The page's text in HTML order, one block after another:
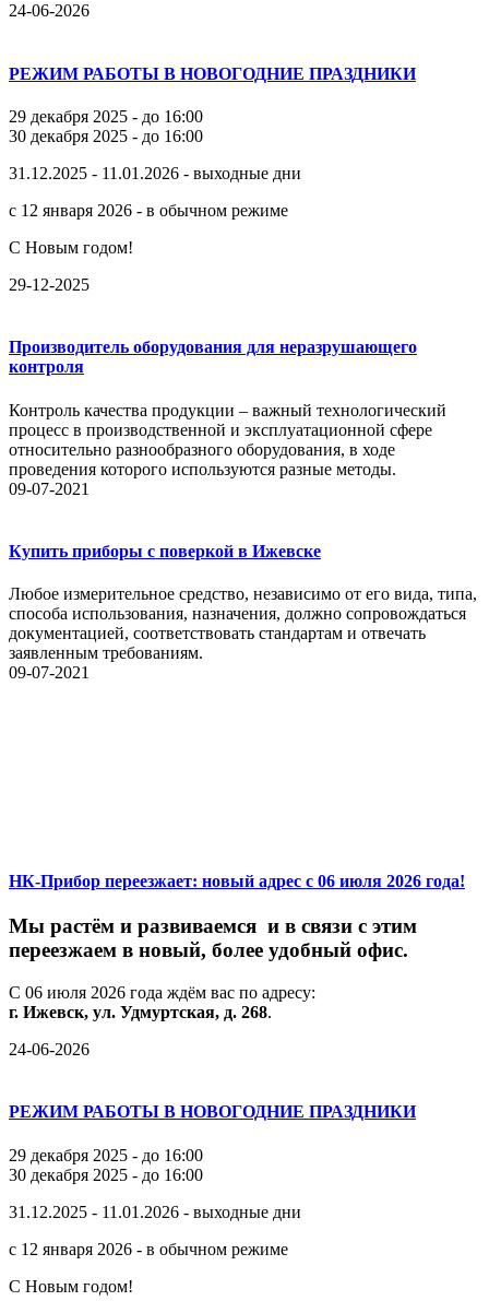
24-06-2026
РЕЖИМ РАБОТЫ В НОВОГОДНИЕ ПРАЗДНИКИ
29 декабря 2025 - до 16:00
30 декабря 2025 - до 16:00
31.12.2025 - 11.01.2026 - выходные дни
с 12 января 2026 - в обычном режиме
С Новым годом!
29-12-2025
Производитель оборудования для неразрушающего
контроля
Контроль качества продукции – важный технологический
процесс в производственной и эксплуатационной сфере
относительно разнообразного оборудования, в ходе
проведения которого используются разные методы.
09-07-2021
Купить приборы с поверкой в Ижевске
Любое измерительное средство, независимо от его вида, типа,
способа использования, назначения, должно сопровождаться
документацией, соответствовать стандартам и отвечать
заявленным требованиям.
09-07-2021
НК-Прибор переезжает: новый адрес с 06 июля 2026 года!
Мы растём и развиваемся и в связи с этим
переезжаем в новый, более удобный офис.
С 06 июля 2026 года ждём вас по адресу:
г. Ижевск, ул. Удмуртская, д. 268.
24-06-2026
РЕЖИМ РАБОТЫ В НОВОГОДНИЕ ПРАЗДНИКИ
29 декабря 2025 - до 16:00
30 декабря 2025 - до 16:00
31.12.2025 - 11.01.2026 - выходные дни
с 12 января 2026 - в обычном режиме
С Новым годом!